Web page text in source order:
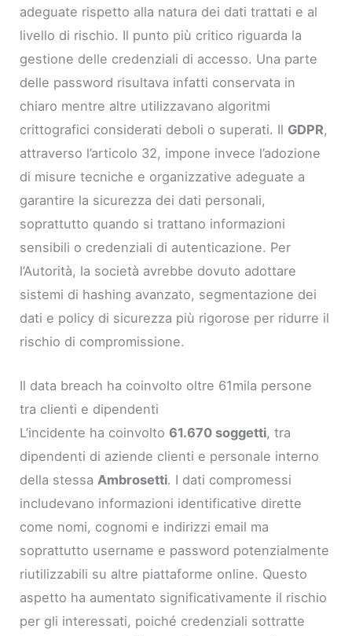
adeguate rispetto alla natura dei dati trattati e al
livello di rischio. Il punto più critico riguarda la
gestione delle credenziali di accesso. Una parte
delle password risultava infatti conservata in
chiaro mentre altre utilizzavano algoritmi
crittografici considerati deboli o superati. Il GDPR,
attraverso l’articolo 32, impone invece l’adozione
di misure tecniche e organizzative adeguate a
garantire la sicurezza dei dati personali,
soprattutto quando si trattano informazioni
sensibili o credenziali di autenticazione. Per
l’Autorità, la società avrebbe dovuto adottare
sistemi di hashing avanzato, segmentazione dei
dati e policy di sicurezza più rigorose per ridurre il
rischio di compromissione.
Il data breach ha coinvolto oltre 61mila persone
tra clienti e dipendenti
L’incidente ha coinvolto61.670 soggetti, tra
dipendenti di aziende clienti e personale interno
della stessa Ambrosetti. I dati compromessi
includevano informazioni identificative dirette
come nomi, cognomi e indirizzi email ma
soprattutto username e password potenzialmente
riutilizzabili su altre piattaforme online. Questo
aspetto ha aumentato significativamente il rischio
per gli interessati, poiché credenziali sottratte